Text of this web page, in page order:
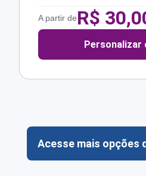
A partir deR$
Personalizar
Acesse mais opções